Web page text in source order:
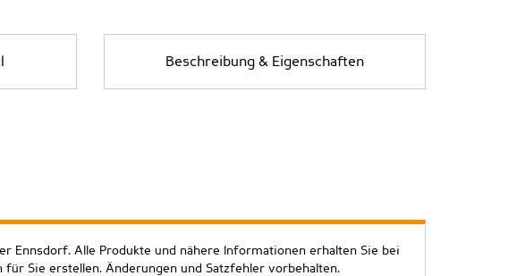
Beschreibung & Eigenschaften
Ennsdorf. Alle Produkte und nähere Informationen erhalten Sie bei
Sie erstellen. Änderungen und Satzfehler vorbehalten.